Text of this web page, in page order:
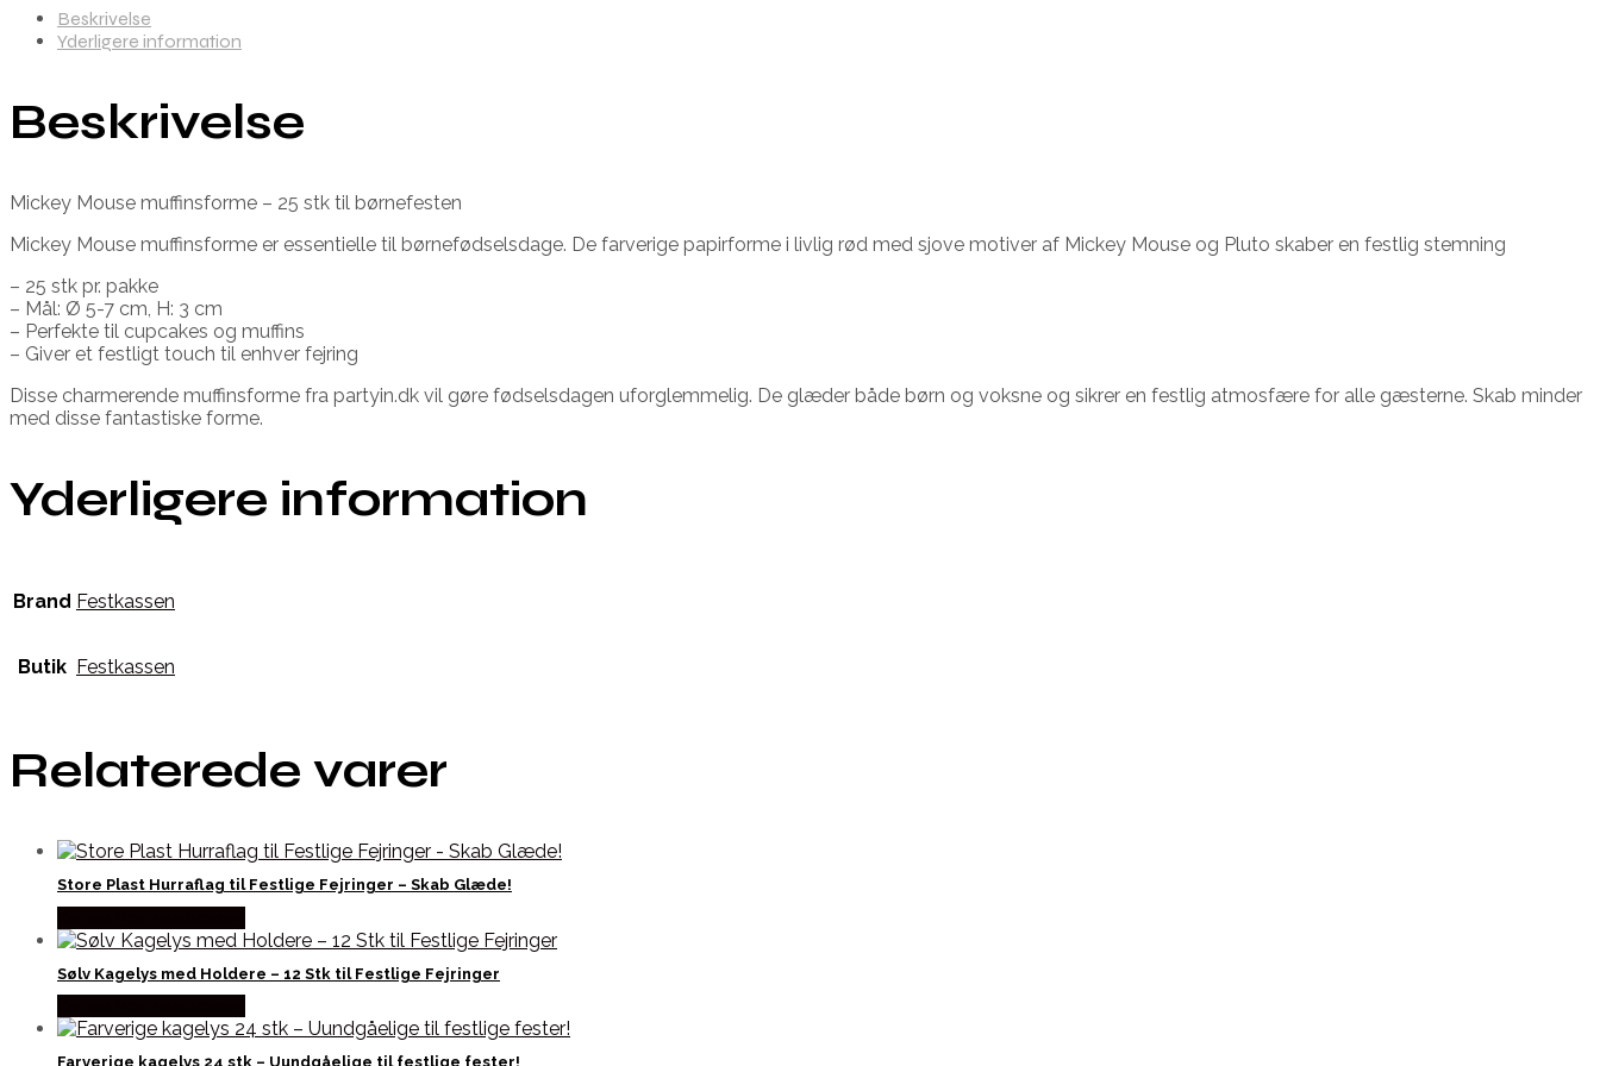
Beskrivelse
Yderligere information
Beskrivelse
Mickey Mouse muffinsforme – 25 stk til børnefesten
Mickey Mouse muffinsforme er essentielle til børnefødselsdage. De farverige papirforme i livlig rød med sjove motiver af Mickey Mouse og Pluto skaber en festlig stemning
– 25 stk pr. pakke
– Mål: Ø 5-7 cm, H: 3 cm
– Perfekte til cupcakes og muffins
– Giver et festligt touch til enhver fejring
Disse charmerende muffinsforme fra partyin.dk vil gøre fødselsdagen uforglemmelig. De glæder både børn og voksne og sikrer en festlig atmosfære for alle gæsterne. Skab minder
med disse fantastiske forme.
Yderligere information
Brand Festkassen
Butik Festkassen
Relaterede varer
Store Plast Hurraflag til Festlige Fejringer – Skab Glæde!
Sølv Kagelys med Holdere – 12 Stk til Festlige Fejringer
Farverige kagelys 24 stk – Uundgåelige til festlige fester!